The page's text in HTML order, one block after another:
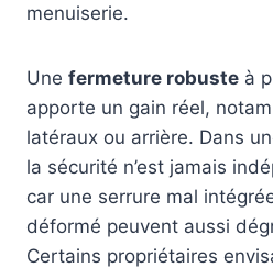
menuiserie.
Une fermeture robuste à
apporte un gain réel,
latéraux ou arrière. Dans
la sécurité n’est jamais
car une serrure mal
déformé peuvent aussi
Certains propriétaires